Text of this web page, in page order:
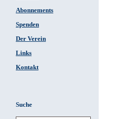
Abonnements
Spenden
Der Verein
Links
Kontakt
Suche